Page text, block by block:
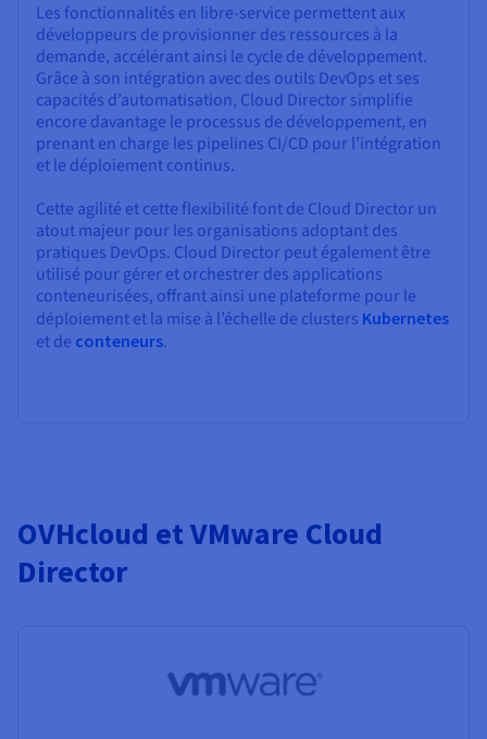
Les fonctionnalités en libre-service permettent aux
développeurs de provisionner des ressources à la
demande, accélérant ainsi le cycle de développement.
Grâce à son intégration avec des outils DevOps et ses
capacités d’automatisation, Cloud Director simplifie
encore davantage le processus de développement, en
prenant en charge les pipelines CI/CD pour l’intégration
et le déploiement continus.
Cette agilité et cette flexibilité font de Cloud Director un
atout majeur pour les organisations adoptant des
pratiques DevOps. Cloud Director peut également être
utilisé pour gérer et orchestrer des applications
conteneurisées, offrant ainsi une plateforme pour le
déploiement et la mise à l’échelle de clusters Kubernetes
et de conteneurs.
OVHcloud et VMware Cloud
Director